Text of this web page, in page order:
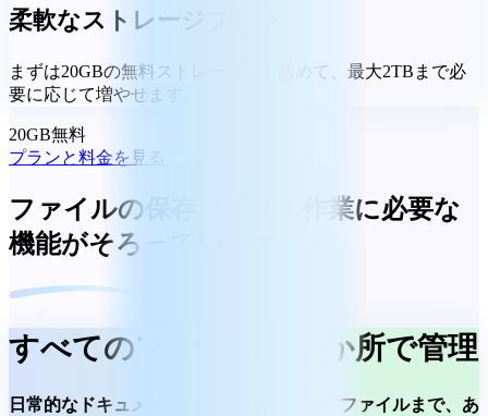
柔軟なストレージプラン
まずは20GBの無料ストレージから始めて、最大2TBまで必
要に応じて増やせます。
20GB無料
プランと料金を見る
ファイルの保存・管理・作業に必要な
機能がそろっています
すべてのファイルを一か所で管理
日常的なドキュメントから大きなメディアファイルまで、あ